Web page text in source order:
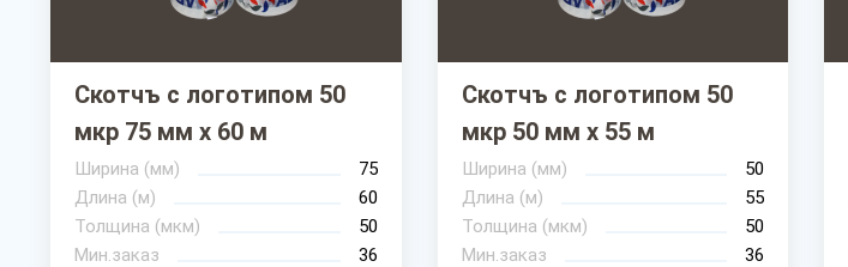
Скотчъ с логотипом 50
мкр 75 мм х 60 м
Ширина (мм)
75
Длина (м)
60
Толщина (мкм)
50
Мин.заказ
36
Скотчъ с логотипом 50
мкр 50 мм х 55 м
Ширина (мм)
50
Длина (м)
55
Толщина (мкм)
50
Мин.заказ
36